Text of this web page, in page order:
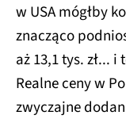
w USA mógłby
znacząco
aż 13,1 tys. zł... i
Realne ceny w
zwyczajne